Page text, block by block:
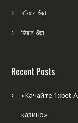
ধনিয়ার গুঁড়া
জিরার গুঁড়া
Recent Posts
«Качайте 1xbet
казино»